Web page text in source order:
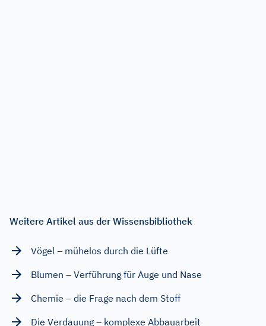
Weitere Artikel aus der Wissensbibliothek
Vögel – mühelos durch die Lüfte
Blumen – Verführung für Auge und Nase
Chemie – die Frage nach dem Stoff
Die Verdauung – komplexe Abbauarbeit